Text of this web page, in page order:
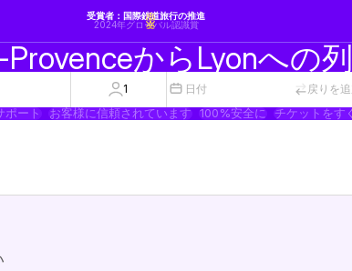
受賞者：国際鉄道旅行の推進
2024年グローバル認識賞
からLyonへの
1 日付 戻りを
ポート お客様に信頼されています 100%安全に チケットをす